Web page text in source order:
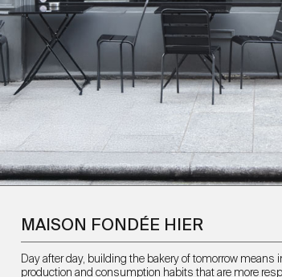
MAISON FONDÉE HIER
Day after day, building the bakery of tomorrow means
production and consumption habits that are more